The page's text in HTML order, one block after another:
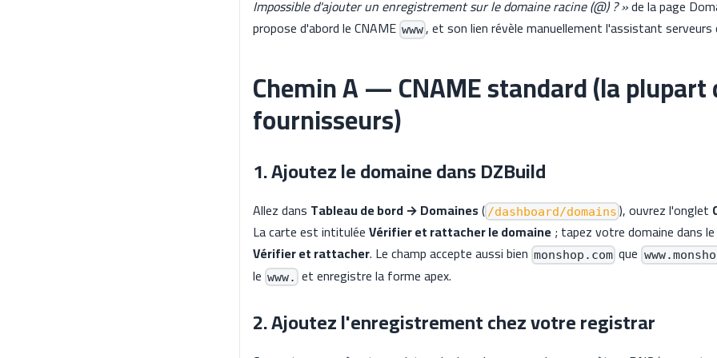
Impossible d'ajouter un enregistrement sur le domaine racine (@) ? »de la page
propose d'abord le CNAME www, et son lien révèle manuellement l'assistant serveurs
Chemin A — CNAME standard (la plupart
fournisseurs)
1. Ajoutez le domaine dans DZBuild
Allez dans Tableau de bord → Domaines( /dashboard/domains ), ouvrez l'onglet
La carte est intituléeVérifier et rattacher le domaine; tapez votre domaine dans
Vérifier et rattacher. Le champ accepte aussi bien monshop.com que
le www. et enregistre la forme apex.
2. Ajoutez l'enregistrement chez votre registrar